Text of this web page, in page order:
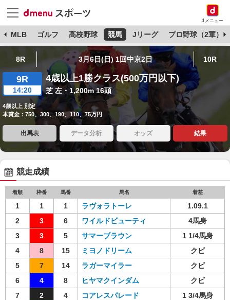
dメニュー
MLB ゴルフ 高校野球 競馬 Jリーグ プロ野球（2軍）
8R 3月6日(日) 1回中京2日 10R
9R
14:20
4歳以上1勝クラス(500万円以下)
芝 左・1,200m 16頭
4歳以上 別定
本賞金：750、300、190、110、75万円
出馬表 データ分析 オッズ 結果
競走成績
着順 枠番 馬番 馬名 着差
1 1 1 ラヴォラトーレ
1.09.1
2
3 6 ワイルドビューティ
4馬身
3
3 5 サマーブラウン
1 1/4馬身
4
8 15 ミヨノドリーム
クビ
5
7 14 ラガーマイラー
クビ
6
4 8 ヒヤマクインダム
クビ
7
2 4 コアレスパレード
1 3/4馬身